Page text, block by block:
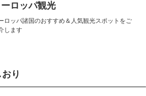
ーロッパ観光
ロッパ諸国のおすすめ＆人気観光スポットをご
します
り